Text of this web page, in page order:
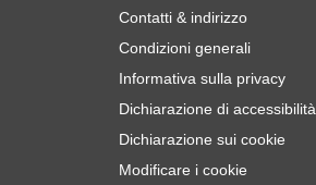
Contatti & indirizzo
Condizioni generali
Informativa sulla privacy
Dichiarazione di accessibilità
Dichiarazione sui cookie
Modificare i cookie